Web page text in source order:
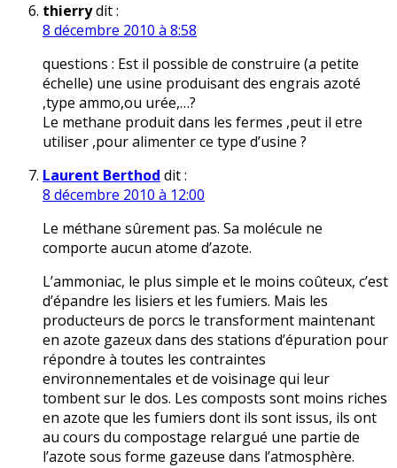
thierrydit :
8 décembre 2010 à 8:58
questions : Est il possible de construire (a petite
échelle) une usine produisant des engrais azoté
,type ammo,ou urée,…?
Le methane produit dans les fermes ,peut il etre
utiliser ,pour alimenter ce type d’usine ?
Laurent Berthod dit :
8 décembre 2010 à 12:00
Le méthane sûrement pas. Sa molécule ne
comporte aucun atome d’azote.
L’ammoniac, le plus simple et le moins coûteux, c’est
d’épandre les lisiers et les fumiers. Mais les
producteurs de porcs le transforment maintenant
en azote gazeux dans des stations d’épuration pour
répondre à toutes les contraintes
environnementales et de voisinage qui leur
tombent sur le dos. Les composts sont moins riches
en azote que les fumiers dont ils sont issus, ils ont
au cours du compostage relargué une partie de
l’azote sous forme gazeuse dans l’atmosphère.